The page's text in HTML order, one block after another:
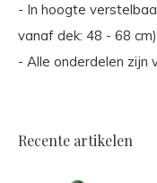
- In hoogte
vanaf dek: 48 - 68 cm)
- Alle onderdelen zijn
Recente artikelen